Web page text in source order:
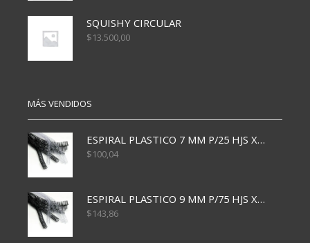
SQUISHY CIRCULAR
$13.500,00
MÁS VENDIDOS
ESPIRAL PLASTICO 7 MM P/25 HJS X50x3000
$100,04
ESPIRAL PLASTICO 9 MM P/75 HJS X50X2400
$143,86